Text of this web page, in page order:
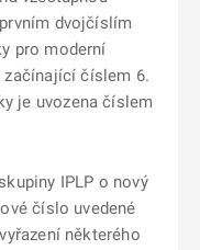
dvojčíslím
pro moderní
začínající číslem 6.
je uvozena číslem
IPLP o nový
číslo uvedené
některého